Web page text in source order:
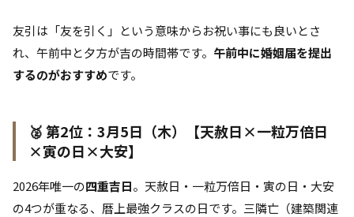
友引は「友を引く」という意味からお祝い事にも良いとさ
れ、午前中と夕方が吉の時間帯です。 午前中に婚姻届を提出
するのがおすすめです。
🥈 第2位：3月5日（木）【天赦日×一粒万倍日
×寅の日×大安】
2026年唯一の四重吉日。天赦日・一粒万倍日・寅の日・大安
の4つが重なる、暦上最強クラスの日です。三隣亡（建築関連